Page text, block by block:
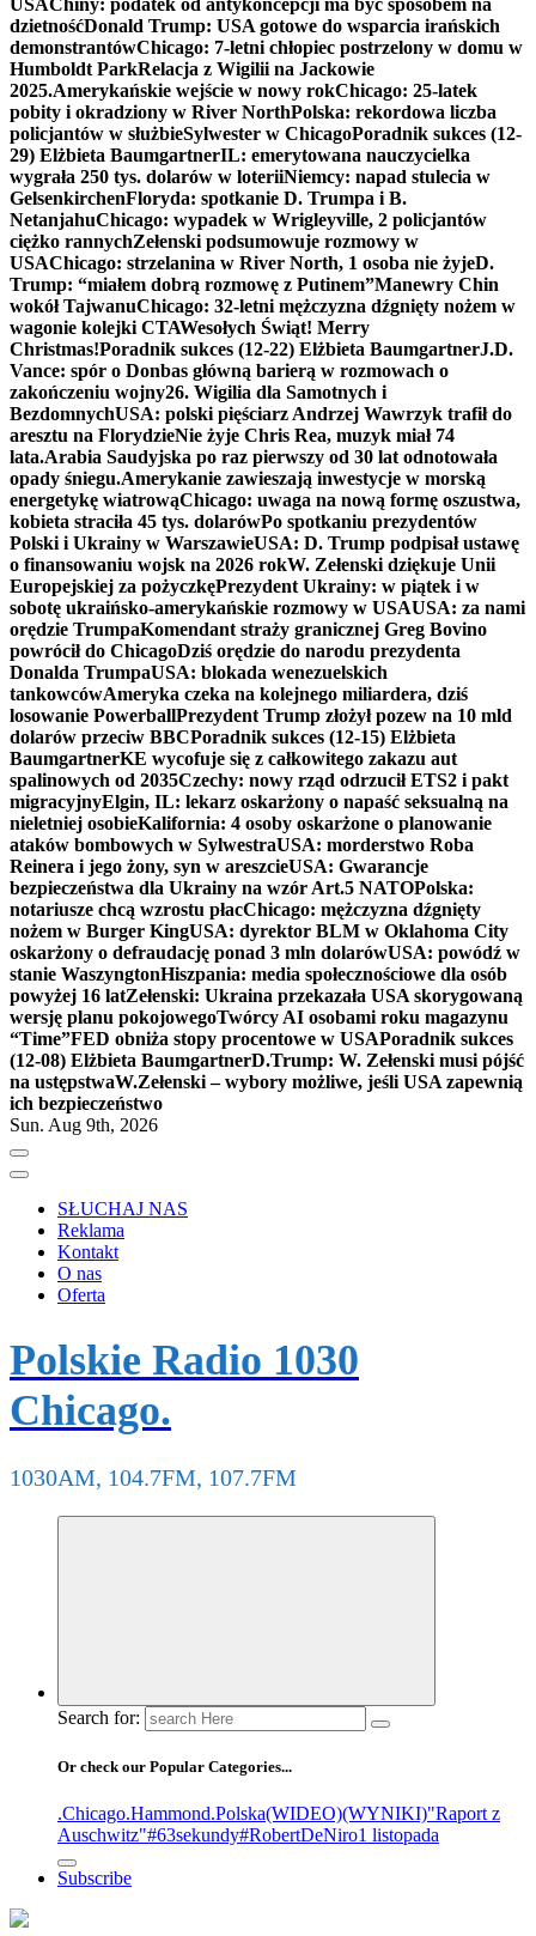
dzietnośćDonald Trump: USA gotowe do wsparcia irańskich
demonstrantówChicago: 7-letni chłopiec postrzelony w domu w
Humboldt ParkRelacja z Wigilii na Jackowie
2025.Amerykańskie wejście w nowy rokChicago: 25-latek
pobity i okradziony w River NorthPolska: rekordowa liczba
policjantów w służbieSylwester w ChicagoPoradnik sukces (12-
29) Elżbieta BaumgartnerIL: emerytowana nauczycielka
wygrała 250 tys. dolarów w loteriiNiemcy: napad stulecia w
GelsenkirchenFloryda: spotkanie D. Trumpa i B.
NetanjahuChicago: wypadek w Wrigleyville, 2 policjantów
ciężko rannychZełenski podsumowuje rozmowy w
USAChicago: strzelanina w River North, 1 osoba nie żyjeD.
Trump: “miałem dobrą rozmowę z Putinem”Manewry Chin
wokół TajwanuChicago: 32-letni mężczyzna dźgnięty nożem w
wagonie kolejki CTAWesołych Świąt! Merry
Christmas!Poradnik sukces (12-22) Elżbieta BaumgartnerJ.D.
Vance: spór o Donbas główną barierą w rozmowach o
zakończeniu wojny26. Wigilia dla Samotnych i
BezdomnychUSA: polski pięściarz Andrzej Wawrzyk trafił do
aresztu na FlorydzieNie żyje Chris Rea, muzyk miał 74
lata.Arabia Saudyjska po raz pierwszy od 30 lat odnotowała
opady śniegu.Amerykanie zawieszają inwestycje w morską
energetykę wiatrowąChicago: uwaga na nową formę oszustwa,
kobieta straciła 45 tys. dolarówPo spotkaniu prezydentów
Polski i Ukrainy w WarszawieUSA: D. Trump podpisał ustawę
o finansowaniu wojsk na 2026 rokW. Zełenski dziękuje Unii
Europejskiej za pożyczkęPrezydent Ukrainy: w piątek i w
sobotę ukraińsko-amerykańskie rozmowy w USAUSA: za nami
orędzie TrumpaKomendant straży granicznej Greg Bovino
powrócił do ChicagoDziś orędzie do narodu prezydenta
Donalda TrumpaUSA: blokada wenezuelskich
tankowcówAmeryka czeka na kolejnego miliardera, dziś
losowanie PowerballPrezydent Trump złożył pozew na 10 mld
dolarów przeciw BBCPoradnik sukces (12-15) Elżbieta
BaumgartnerKE wycofuje się z całkowitego zakazu aut
spalinowych od 2035Czechy: nowy rząd odrzucił ETS2 i pakt
migracyjnyElgin, IL: lekarz oskarżony o napaść seksualną na
nieletniej osobieKalifornia: 4 osoby oskarżone o planowanie
ataków bombowych w SylwestraUSA: morderstwo Roba
Reinera i jego żony, syn w areszcieUSA: Gwarancje
bezpieczeństwa dla Ukrainy na wzór Art.5 NATOPolska:
notariusze chcą wzrostu płacChicago: mężczyzna dźgnięty
nożem w Burger KingUSA: dyrektor BLM w Oklahoma City
oskarżony o defraudację ponad 3 mln dolarówUSA: powódź w
stanie WaszyngtonHiszpania: media społecznościowe dla osób
powyżej 16 latZełenski: Ukraina przekazała USA skorygowaną
wersję planu pokojowegoTwórcy AI osobami roku magazynu
“Time”FED obniża stopy procentowe w USAPoradnik sukces
(12-08) Elżbieta BaumgartnerD.Trump: W. Zełenski musi pójść
na ustępstwaW.Zełenski – wybory możliwe, jeśli USA zapewnią
ich bezpieczeństwo
Sun. Aug 9th, 2026
SŁUCHAJ NAS
Reklama
Kontakt
O nas
Oferta
Polskie Radio 1030
Chicago.
1030AM, 104.7FM, 107.7FM
Search for:
Or check our Popular Categories...
.Chicago.Hammond.Polska(WIDEO)(WYNIKI)"Raport z
Auschwitz"#63sekundy#RobertDeNiro1 listopada
Subscribe